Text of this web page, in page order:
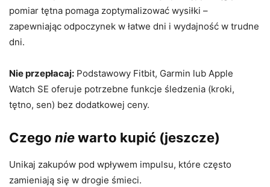
pomiar tętna pomaga zoptymalizować wysiłki –
zapewniając odpoczynek w łatwe dni i wydajność w trudne
dni.
Nie przepłacaj: Podstawowy Fitbit, Garmin lub Apple
Watch SE oferuje potrzebne funkcje śledzenia (kroki,
tętno, sen) bez dodatkowej ceny.
Czego niewarto kupić (jeszcze)
Unikaj zakupów pod wpływem impulsu, które często
zamieniają się w drogie śmieci.